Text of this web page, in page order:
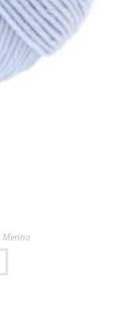
Merino